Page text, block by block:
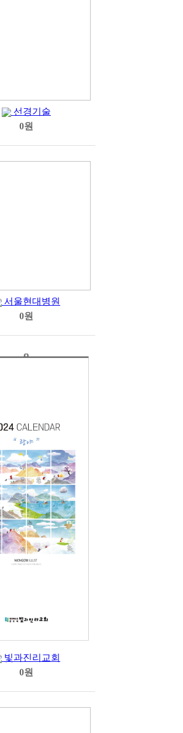
선경기술
0원
서울현대병원
0원
빛과진리교회
0원